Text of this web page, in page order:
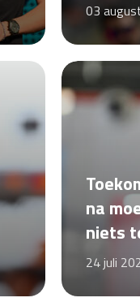
03
na
niets
24 juli